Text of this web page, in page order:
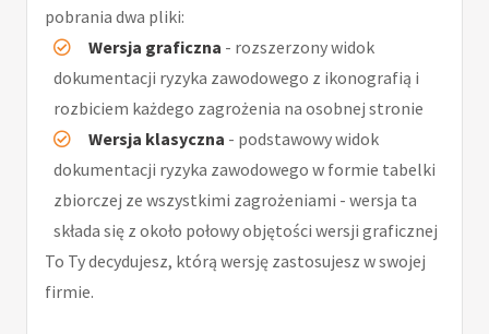
pobrania dwa pliki:
Wersja graficzna - rozszerzony widok
dokumentacji ryzyka zawodowego z ikonografią i
rozbiciem każdego zagrożenia na osobnej stronie
Wersja klasyczna - podstawowy widok
dokumentacji ryzyka zawodowego w formie tabelki
zbiorczej ze wszystkimi zagrożeniami - wersja ta
składa się z około połowy objętości wersji graficznej
To Ty decydujesz, którą wersję zastosujesz w swojej
firmie.